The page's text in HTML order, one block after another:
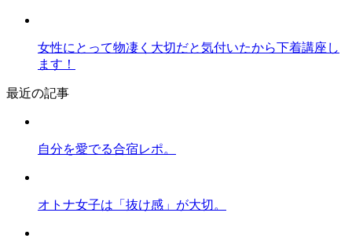
女性にとって物凄く大切だと気付いたから下着講座し
ます！
最近の記事
自分を愛でる合宿レポ。
オトナ女子は「抜け感」が大切。